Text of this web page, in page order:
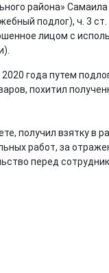
района»
подлог), ч. 3
лицом с
года путем
похитил
получил взятку в
работ, за
перед